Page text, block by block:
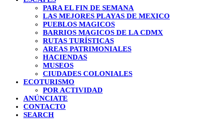
PARA EL FIN DE SEMANA
LAS MEJORES PLAYAS DE MEXICO
PUEBLOS MAGICOS
BARRIOS MAGICOS DE LA CDMX
RUTAS TURÍSTICAS
AREAS PATRIMONIALES
HACIENDAS
MUSEOS
CIUDADES COLONIALES
ECOTURISMO
POR ACTIVIDAD
ANÚNCIATE
CONTACTO
SEARCH